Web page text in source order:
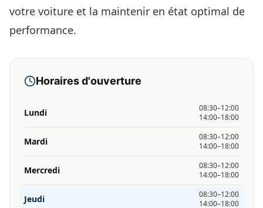
votre voiture et la maintenir en état optimal de
performance.
Horaires d'ouverture
Lundi
08:30–12:00
14:00–18:00
Mardi
08:30–12:00
14:00–18:00
Mercredi
08:30–12:00
14:00–18:00
Jeudi
08:30–12:00
14:00–18:00